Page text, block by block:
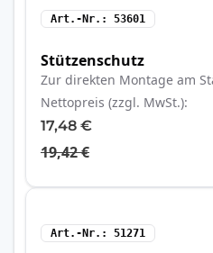
Art.-Nr. 53601
Stützenschutz
Zur direkten Montage am
Nettopreis (zzgl. MwSt.)
17,48 €
19,42 €
Art.-Nr. 51271